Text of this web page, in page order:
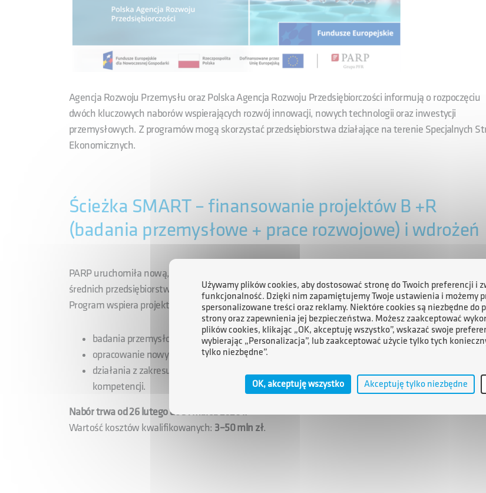
Agencja Rozwoju Przemysłu oraz Polska Agencja Rozwoju Przedsiębiorczości informują o rozpoczęciu
dwóch kluczowych naborów wspierających rozwój innowacji, nowych technologii oraz inwestycji
przemysłowych. Z programów mogą skorzystać przedsiębiorstwa działające na terenie Specjalnych
Ekonomicznych.
Ścieżka SMART – finansowanie projektów B +R
(badania przemysłowe + prace rozwojowe) i wdrożeń
PARP uruchomiła nową, uproszczoną edycję programu
średnich przedsiębiorstw.
Program wspiera projekty badawczo‑rozwojowe (B+R) oraz wdrożenia wyników prac B+R, obejmujące
badania przemysłowe i eksperymentalne prace rozwojowe,
opracowanie nowych lub znacząco ulepszonych produktów i procesów,
działania z zakresu umiędzynarodowienia, ochrony własności przemysłowej oraz rozwoju
kompetencji.
Nabór trwa od 26 lutego do 31 marca 2026 r.
Wartość kosztów kwalifikowanych: 3–50 mln zł.
Używamy plików cookies, aby dostosować stronę do Twoich preferencji i
funkcjonalność. Dzięki nim zapamiętujemy Twoje ustawienia i możemy
spersonalizowane treści oraz reklamy. Niektóre cookies są niezbędne do
strony oraz zapewnienia jej bezpieczeństwa. Możesz zaakceptować
plików cookies, klikając „OK, akceptuję wszystko”, wskazać swoje
wybierając „Personalizacja”, lub zaakceptować użycie tylko tych
tylko niezbędne”.
OK, akceptuję wszystko Akceptuję tylko niezbędne